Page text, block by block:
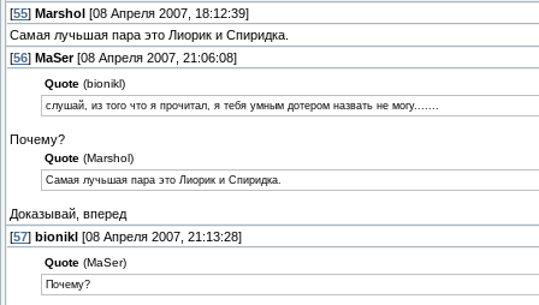
[55] Marshol [08 Апреля 2007, 18:12:39]
Самая лучьшая пара это Лиорик и Спиридка.
[56] MaSer[08 Апреля 2007, 21:06:08]
Quote(bionikl)
слушай, из того что я прочитал, я тебя умным дотером назвать не могу.......
Почему?
Quote(Marshol)
Самая лучьшая пара это Лиорик и Спиридка.
Доказывай, вперед
[57] bionikl [08 Апреля 2007, 21:13:28]
Quote(MaSer)
Почему?